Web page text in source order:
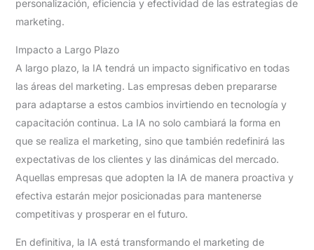
personalización, eficiencia y efectividad de las estrategias de
marketing.
Impacto a Largo Plazo
A largo plazo, la IA tendrá un impacto significativo en todas
las áreas del marketing. Las empresas deben prepararse
para adaptarse a estos cambios invirtiendo en tecnología y
capacitación continua. La IA no solo cambiará la forma en
que se realiza el marketing, sino que también redefinirá las
expectativas de los clientes y las dinámicas del mercado.
Aquellas empresas que adopten la IA de manera proactiva y
efectiva estarán mejor posicionadas para mantenerse
competitivas y prosperar en el futuro.
En definitiva, la IA está transformando el marketing de